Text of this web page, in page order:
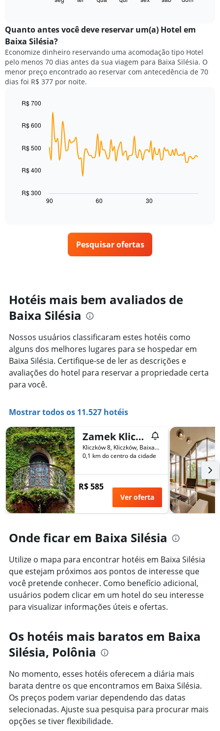
O
gráfico
tem
1
eixo
Y
exibindo
preço
de
quarto
exibe
o
preço
médio
de
um
quarto
cada
da
semana
gráfico
eixo
exibindo
o
preço
médio
um
quarto
Quanto antes você deve reservar um(a) Hotel em
Baixa Silésia?
Economize dinheiro reservando uma acomodação tipo Hotel
pelo menos 70 dias antes da sua viagem para Baixa Silésia. O
menor preço encontrado ao reservar com antecedência de 70
dias foi R$ 377 por noite.
chart
with
data
points.
O
acordo
com
a
aproximação
data
de
estadia
O
gráfico
tem
X
exibindo
o
número
de
dias
antes
da
estadia
O
gráfico
eixo
exibindo
o
preço
médio
de
um
quarto
90 60 30
R$ 300
R$ 400
R$ 500
R$ 600
R$ 700
Pesquisar ofertas
Hotéis mais bem avaliados de
Baixa Silésia
Nossos usuários classificaram estes hotéis como
alguns dos melhores lugares para se hospedar em
Baixa Silésia. Certifique-se de ler as descrições e
avaliações do hotel para reservar a propriedade certa
para você.
Mostrar todos os 11.527 hotéis
Zamek Kliczków
Kliczków 8, Kliczków, Baixa Silésia, Polônia
0,1 km do centro da cidade
R$ 585
Ver oferta
Onde ficar em Baixa Silésia
Utilize o mapa para encontrar hotéis em Baixa Silésia
que estejam próximos aos pontos de interesse que
você pretende conhecer. Como benefício adicional,
usuários podem clicar em um hotel do seu interesse
para visualizar informações úteis e ofertas.
Os hotéis mais baratos em Baixa
Silésia, Polônia
No momento, esses hotéis oferecem a diária mais
barata dentre os que encontramos em Baixa Silésia.
Os preços podem variar dependendo das datas
selecionadas. Ajuste sua pesquisa para procurar mais
opções se tiver flexibilidade.